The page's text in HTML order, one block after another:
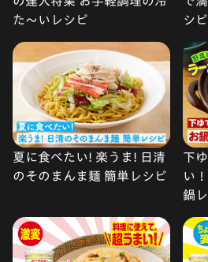
た〜いレシピ
シピ
夏に食べたい! 楽うま! 日清
のそのまんま麺 簡単レシピ
下
い
鍋